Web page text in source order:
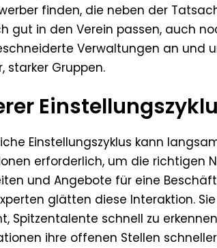
finden, die neben der
gut in den Verein passen, auch
Verwaltungen an und
starker Gruppen.
Einstellungszyklus kann
erforderlich, um die richtigen
und Angebote für eine
glätten diese Interaktion.
Spitzentalente schnell zu
ihre offenen Stellen